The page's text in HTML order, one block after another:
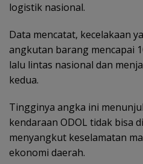
logistik nasional.
Data mencatat, kecelakaan
angkutan barang mencapai
lalu lintas nasional dan
kedua.
Tingginya angka ini
kendaraan ODOL tidak bisa
menyangkut keselamatan
ekonomi daerah.